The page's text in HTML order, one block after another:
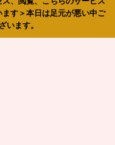
す＞本日は足元が悪い中ご
います。